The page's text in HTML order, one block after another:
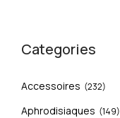
Categories
Accessoires (232)
Aphrodisiaques (149)